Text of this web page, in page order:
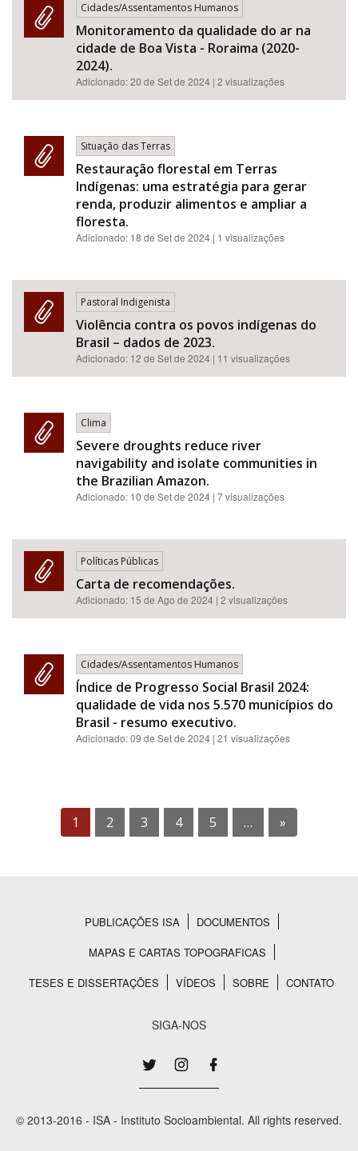
Cidades/Assentamentos Humanos
Monitoramento da qualidade do ar na
cidade de Boa Vista - Roraima (2020-
2024).
Adicionado:20 de Set de 2024 | 2 visualizações
Situação das Terras
Restauração florestal em Terras
Indígenas: uma estratégia para gerar
renda, produzir alimentos e ampliar a
floresta.
Adicionado: 18 de Set de 2024 | 1 visualizações
Pastoral Indigenista
Violência contra os povos indígenas do
Brasil – dados de 2023.
Adicionado: 12 de Set de 2024 | 11 visualizações
Clima
Severe droughts reduce river
navigability and isolate communities in
the Brazilian Amazon.
Adicionado: 10 de Set de 2024 | 7 visualizações
Políticas Públicas
Carta de recomendações.
Adicionado: 15 de Ago de 2024 | 2 visualizações
Cidades/Assentamentos Humanos
Índice de Progresso Social Brasil 2024:
qualidade de vida nos 5.570 municípios do
Brasil - resumo executivo.
Adicionado:09 de Set de 2024 | 21 visualizações
1 2 3 4 5 … »
Rodapé
PUBLICAÇÕES ISA
DOCUMENTOS
MAPAS E CARTAS TOPOGRAFICAS
TESES E DISSERTAÇÕES
VÍDEOS SOBRE CONTATO
SIGA-NOS
© 2013-2016 - ISA - Instituto Socioambiental. All rights reserved.